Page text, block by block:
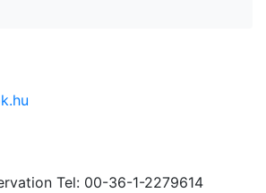
Tel: 00-36-1-2279614